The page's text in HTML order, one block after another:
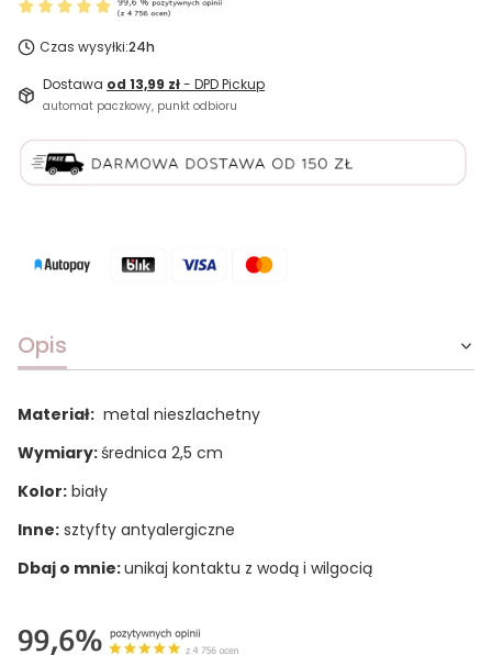
Czas wysyłki:24h
Dostawa od 13,99 zł- DPD Pickup
automat paczkowy, punkt odbioru
Opis
Materiał: metal nieszlachetny
Wymiary:średnica 2,5 cm
Kolor: biały
Inne: sztyfty antyalergiczne
Dbaj o mnie:unikaj kontaktu z wodą i wilgocią